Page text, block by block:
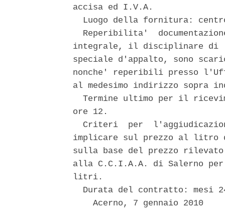
accisa ed I.V.A.
Luogo della fornitura:
Reperibilita'
integrale, il disciplinare di
speciale d'appalto, sono
nonche' reperibili presso
al medesimo indirizzo sopra
Termine ultimo per il
ore 12.
Criteri  per
implicare sul prezzo al litro
sulla base del prezzo
alla C.C.I.A.A. di Salerno
litri.
Durata del contratto: mesi
    Acerno, 7 gennaio 2010